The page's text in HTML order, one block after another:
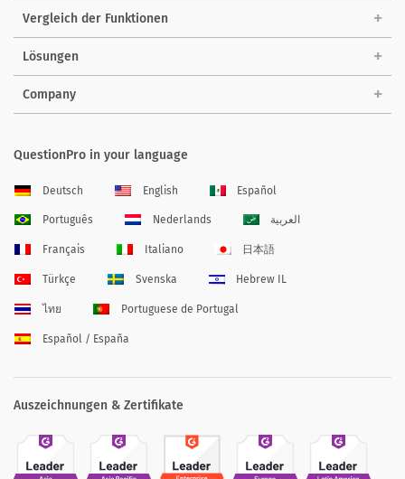
Vergleich der Funktionen
Lösungen
Company
QuestionPro in your language
Deutsch English Español
Português Nederlands العربية
Français Italiano 日本語
Türkçe Svenska Hebrew IL
ไทย Portuguese de Portugal
Español / España
Auszeichnungen & Zertifikate